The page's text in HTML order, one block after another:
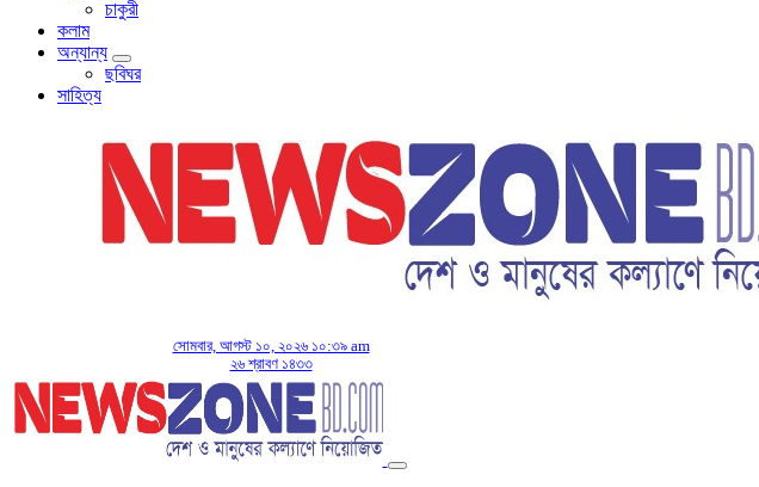
চাকুরী
কলাম
অন্যান্য
ছবিঘর
সাহিত্য
সোমবার, আগস্ট ১০, ২০২৬ ১০:৩৯ am
২৬ শ্রাবণ ১৪৩৩